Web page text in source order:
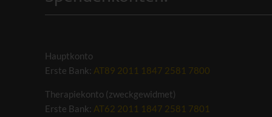
Hauptkonto
Erste Bank: AT89 2011 1847 2581 7800
Therapiekonto (zweckgewidmet)
Erste Bank: AT62 2011 1847 2581 7801